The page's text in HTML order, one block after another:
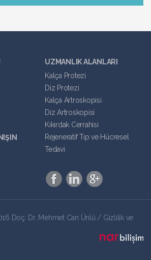
UZMANLIK ALANLARI
Kalça Protezi
Diz Protezi
Kalça Artroskopisi
Diz Artroskopisi
Kıkırdak Cerrahisi
Rejeneratif Tıp ve Hücresel
Tedavi
Doç. Dr. Mehmet Can Ünlü / Gizlilik ve